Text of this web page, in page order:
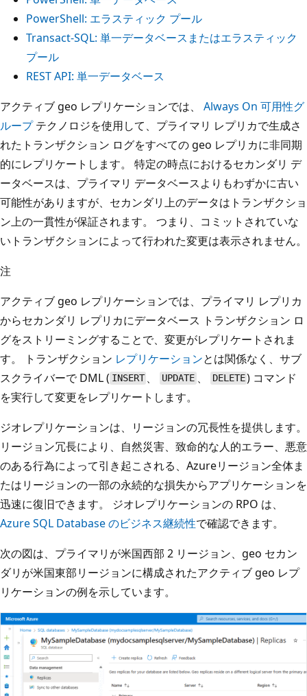
PowerShell: エラスティック プール
Transact-SQL: 単一データベースまたはエラスティック
プール
REST API: 単一データベース
アクティブ geo レプリケーションでは、 Always On 可用性グ
ループテクノロジを使用して、プライマリ レプリカで生成さ
れたトランザクション ログをすべての geo レプリカに非同期
的にレプリケートします。 特定の時点におけるセカンダリ デ
ータベースは、プライマリ データベースよりもわずかに古い
可能性がありますが、セカンダリ上のデータはトランザクショ
ン上の一貫性が保証されます。 つまり、コミットされていな
いトランザクションによって行われた変更は表示されません。
注
アクティブ geo レプリケーションでは、プライマリ レプリカ
からセカンダリ レプリカにデータベース トランザクション ロ
グをストリーミングすることで、変更がレプリケートされま
す。 トランザクション レプリケーションとは関係なく、サブ
スクライバーで DML ( INSERT 、 UPDATE 、 DELETE) コマンド
を実行して変更をレプリケートします。
ジオレプリケーションは、リージョンの冗長性を提供します。
リージョン冗長により、自然災害、致命的な人的エラー、悪意
のある行為によって引き起こされる、Azureリージョン全体ま
たはリージョンの一部の永続的な損失からアプリケーションを
迅速に復旧できます。 ジオレプリケーションの RPO は、
Azure SQL Database のビジネス継続性で確認できます。
次の図は、プライマリが米国西部 2 リージョン、geo セカン
ダリが米国東部リージョンに構成されたアクティブ geo レプ
リケーションの例を示しています。